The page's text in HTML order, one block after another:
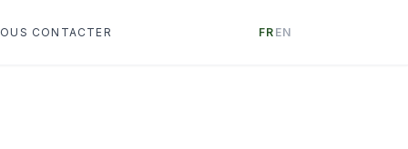
CONTACTER FR EN